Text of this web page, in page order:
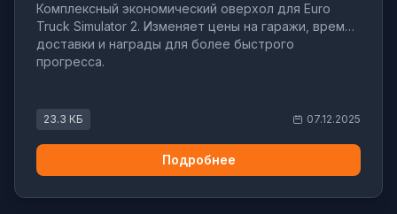
Комплексный экономический оверхол для Euro
Truck Simulator 2. Изменяет цены на гаражи, время
доставки и награды для более быстрого
прогресса.
23.3 КБ 07.12.2025
Подробнее